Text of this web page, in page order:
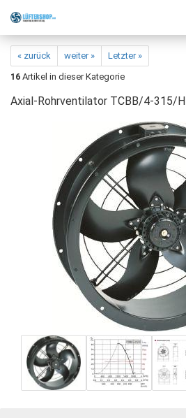
« zurück weiter »
Letzter »
16 Artikel in dieser Kategorie
Axial-Rohrventilator TCBB/4-315/H